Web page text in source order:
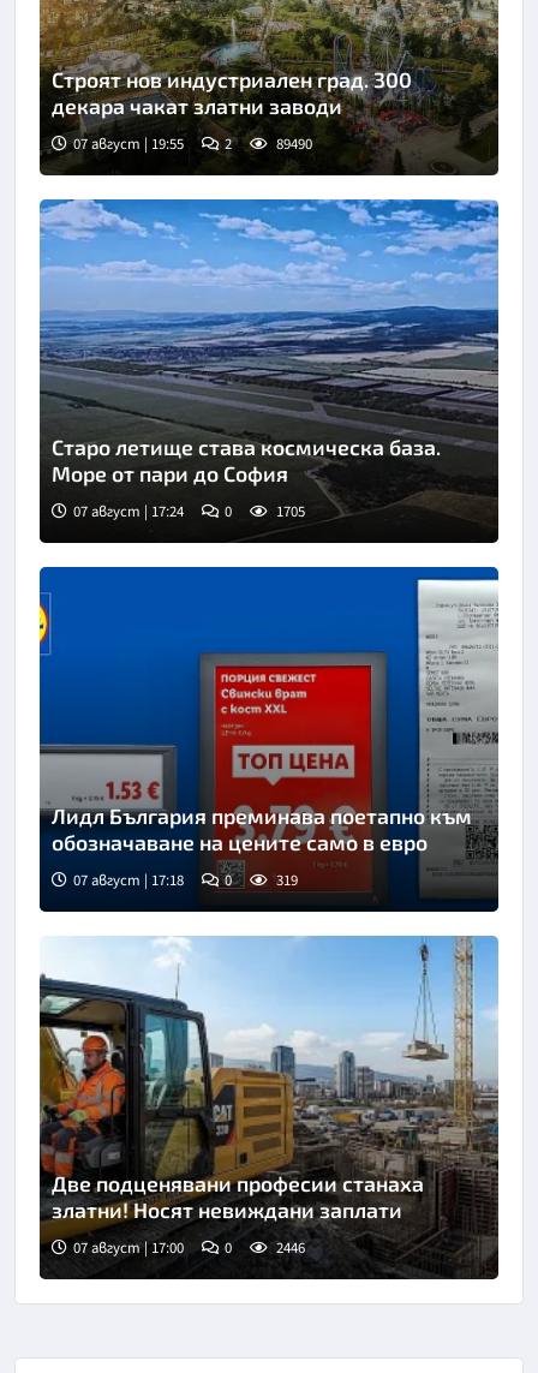
Строят нов индустриален град. 300
декара чакат златни заводи
07 август | 19:55 2 89490
Старо летище става космическа база.
Море от пари до София
07 август | 17:24 0 1705
Лидл България преминава поетапно към
обозначаване на цените само в евро
07 август | 17:18 0 319
Две подценявани професии станаха
златни! Носят невиждани заплати
07 август | 17:00 0 2446